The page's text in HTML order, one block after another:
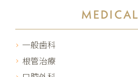
MEDICAL
一般歯科
根管治療